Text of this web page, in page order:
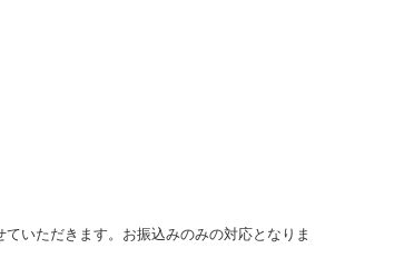
いただきます。お振込みのみの対応となりま